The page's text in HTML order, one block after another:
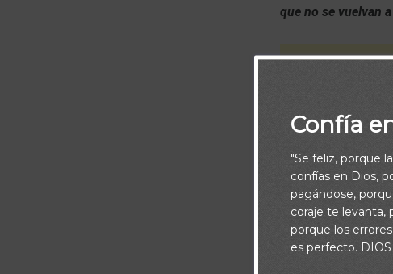
que no se vuelvan
Confía
"Se feliz, porque
confías en Dios,
pagándose,
coraje te levanta,
porque los
es perfecto.